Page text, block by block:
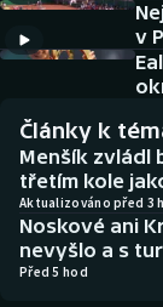
Americký
Baseball a
Basketbal
Biatlon
Boby a
Historické
Aplikace ČT
AZ kvíz
v
Články k
Menšík zvládl
třetím kole
Aktualizováno před 3
Noskové ani
nevyšlo a s
Před 5 hod